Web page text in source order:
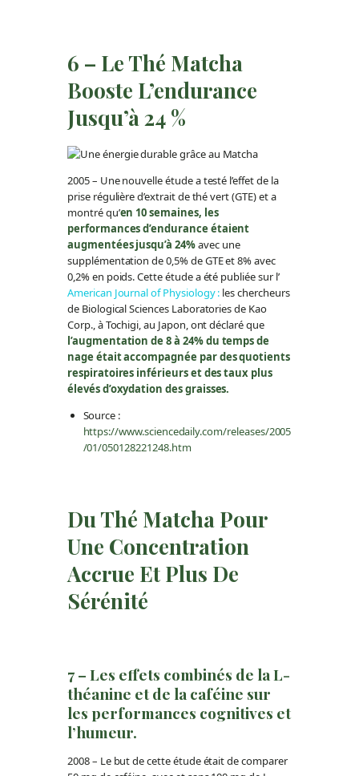
6 – Le Thé Matcha
Booste L’endurance
Jusqu’à 24 %
2005 – Une nouvelle étude a testé l’effet de la
prise régulière d’extrait de thé vert (GTE) et a
montré qu’en 10 semaines, les
performances d’endurance étaient
augmentées jusqu’à 24%avec une
supplémentation de 0,5% de GTE et 8% avec
0,2% en poids. Cette étude a été publiée sur l’
American Journal of Physiology : les chercheurs
de Biological Sciences Laboratories de Kao
Corp., à Tochigi, au Japon, ont déclaré que
l’augmentation de 8 à 24% du temps de
nage était accompagnée par des quotients
respiratoires inférieurs et des taux plus
élevés d’oxydation des graisses.
Source :
https://www.sciencedaily.com/releases/2005
/01/050128221248.htm
Du Thé Matcha Pour
Une Concentration
Accrue Et Plus De
Sérénité
7 – Les effets combinés de la L-
théanine et de la caféine sur
les performances cognitives et
l’humeur.
2008 – Le but de cette étude était de comparer